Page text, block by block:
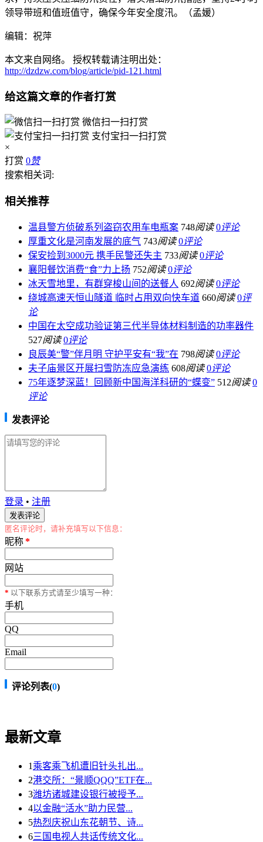
领导带班和值班值守，确保今年安全度汛。（孟媛）
编辑：祝萍
本文来自网络。 授权转载请注明出处：
http://dzdzw.com/blog/article/pid-121.html
给这篇文章的作者打赏
微信扫一扫打赏
支付宝扫一扫打赏
×
打赏 0赞
搜索相关词:
相关推荐
温县警方侦破系列盗窃农用车电瓶案 748阅读 0评论
厚重文化是河南发展的底气 743阅读 0评论
保安捡到3000元 携手民警还失主 733阅读 0评论
襄阳餐饮消费“食”力上扬 752阅读 0评论
冰天雪地里，有群穿梭山间的送餐人 692阅读 0评论
绕城高速天恒山隧道 临时占用双向快车道 660阅读 0评
论
中国在太空成功验证第三代半导体材料制造的功率器件
527阅读 0评论
良辰美“警”伴月明 守护平安有“我”在 798阅读 0评论
夫子庙景区开展扫雪防冻应急演练 608阅读 0评论
75年逐梦深蓝！回顾新中国海洋科研的“蝶变” 512阅读 0
评论
发表评论
登录 • 注册
匿名评论时，请补充填写以下信息：
昵称*
网站
* 以下联系方式请至少填写一种：
手机
QQ
Email
评论列表(0)
最新文章
1 乘客乘飞机遭旧针头扎出...
2港交所：“景顺QQQ”ETF在...
3潍坊诸城建设银行被授予...
4以金融“活水”助力民营...
5热烈庆祝山东花朝节、诗...
6三国电视人共话传统文化...